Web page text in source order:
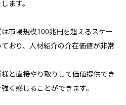
ます。
市場規模100兆円を超えるスケー
おり、人材紹介の介在価値が非常
と直接やり取りして価値提供でき
く感じることができます。